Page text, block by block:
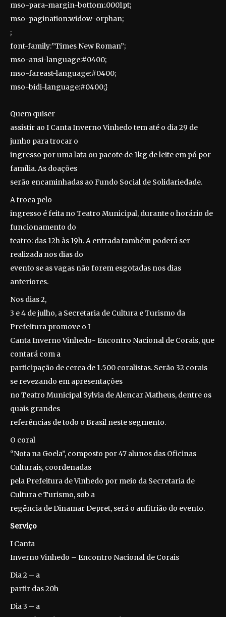
mso-para-margin-bottom:.0001pt;
mso-pagination:widow-orphan;
;
font-family:”Times New Roman”;
mso-ansi-language:#0400;
mso-fareast-language:#0400;
mso-bidi-language:#0400;}
Quem quiser
assistir ao I Canta Inverno Vinhedo tem até o dia 29 de
junho para trocar o
ingresso por uma lata ou pacote de 1kg de leite em pó por
família. As doações
serão encaminhadas ao Fundo Social de Solidariedade.
A troca pelo
ingresso é feita no Teatro Municipal, durante o horário de
funcionamento do
teatro: das 12h às 19h. A entrada também poderá ser
realizada nos dias do
evento se as vagas não forem esgotadas nos dias
anteriores.
Nos dias 2,
3 e 4 de julho, a Secretaria de Cultura e Turismo da
Prefeitura promove o I
Canta Inverno Vinhedo- Encontro Nacional de Corais, que
contará com a
participação de cerca de 1.500 coralistas. Serão 32 corais
se revezando em apresentações
no Teatro Municipal Sylvia de Alencar Matheus, dentre os
quais grandes
referências de todo o Brasil neste segmento.
O coral
“Nota na Goela”, composto por 47 alunos das Oficinas
Culturais, coordenadas
pela Prefeitura de Vinhedo por meio da Secretaria de
Cultura e Turismo, sob a
regência de Dinamar Depret, será o anfitrião do evento.
Serviço
I Canta
Inverno Vinhedo – Encontro Nacional de Corais
Dia 2 – a
partir das 20h
Dia 3 – a